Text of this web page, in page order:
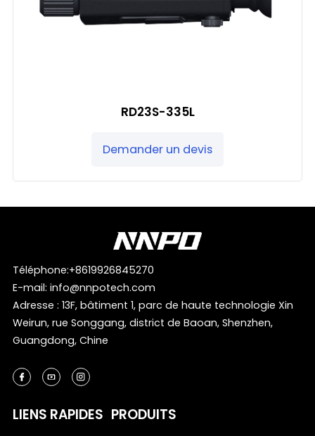
RD23S-335L
Demander un devis
Téléphone:+8619926845270
E-mail: info@nnpotech.com
Adresse : 13F, bâtiment 1, parc de haute technologie Xin
Weirun, rue Songgang, district de Baoan, Shenzhen,
Guangdong, Chine
LIENS RAPIDES PRODUITS